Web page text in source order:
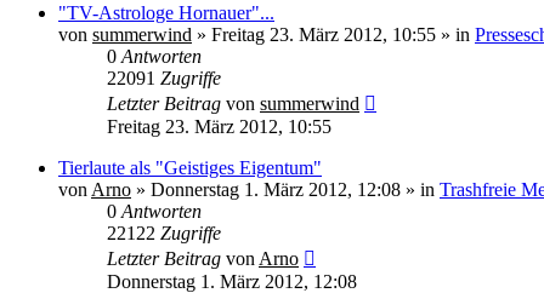
"TV-Astrologe Hornauer"...
von summerwind » Freitag 23. März 2012, 10:55 » in
0 Antworten
22091 Zugriffe
Letzter Beitrag von summerwind
Freitag 23. März 2012, 10:55
Tierlaute als "Geistiges Eigentum"
von Arno » Donnerstag 1. März 2012, 12:08 » in Trashfreie
0 Antworten
22122 Zugriffe
Letzter Beitrag von Arno
Donnerstag 1. März 2012, 12:08